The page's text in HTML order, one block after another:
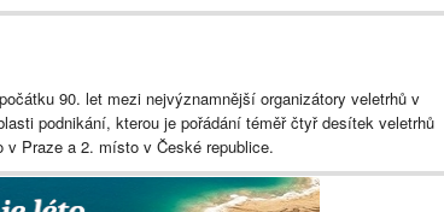
90. let mezi nejvýznamnější organizátory veletrhů v
podnikání, kterou je pořádání téměř čtyř desítek veletrhů
Praze a 2. místo v České republice.